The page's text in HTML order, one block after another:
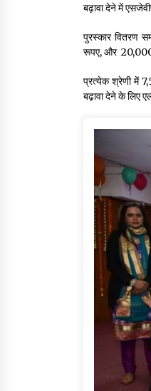
बढ़ावा देने में
पुरस्कार वितरण
रूपए, और
प्रत्येक श्रेणी में
बढ़ावा देने के लिए